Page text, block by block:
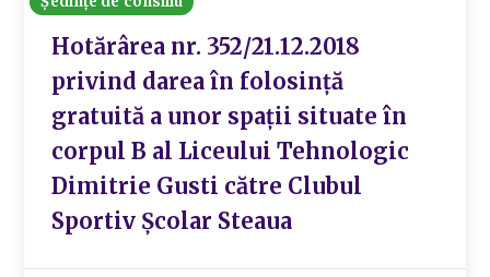
Hotărârea nr. 352/21.12.2018
privind darea în folosință
gratuită a unor spații situate în
corpul B al Liceului Tehnologic
Dimitrie Gusti către Clubul
Sportiv Școlar Steaua